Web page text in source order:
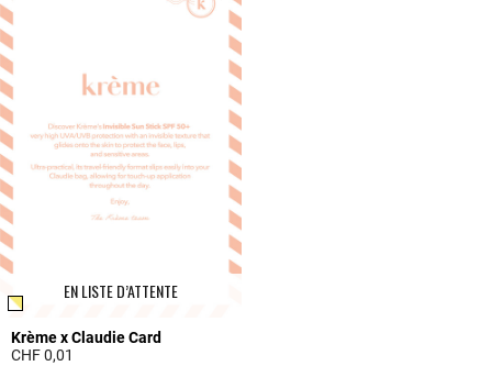
EN LISTE D’ATTENTE
Krème x Claudie Card
CHF 0,01